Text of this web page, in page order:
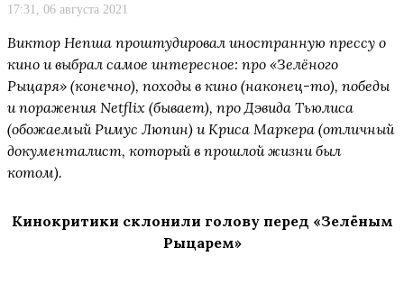
17:31, 06 августа 2021
Виктор Непша проштудировал иностранную прессу о
кино и выбрал самое интересное: про «Зелёного
Рыцаря» (конечно), походы в кино (наконец-то), победы
и поражения Netflix (бывает), про Дэвида Тьюлиса
(обожаемый Римус Люпин) и Криса Маркера (отличный
документалист, который в прошлой жизни был
котом).
Кинокритики склонили голову перед «Зелёным
Рыцарем»